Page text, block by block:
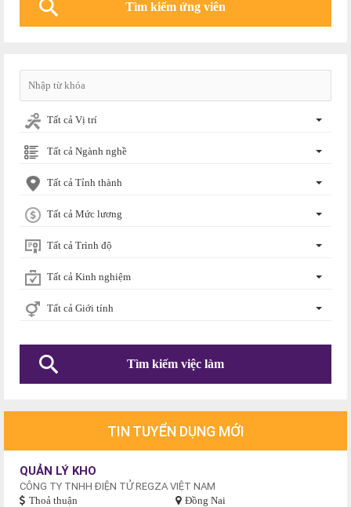
Tất cả Vị trí
Tất cả Ngành nghề
Tất cả Tỉnh thành
Tất cả Mức lương
Tất cả Trình độ
Tất cả Kinh nghiệm
Tất cả Giới tính
TIN TUYỂN DỤNG MỚI
QUẢN LÝ KHO
CÔNG TY TNHH ĐIỆN TỬ REGZA VIỆT NAM
Thoả thuận Đồng Nai